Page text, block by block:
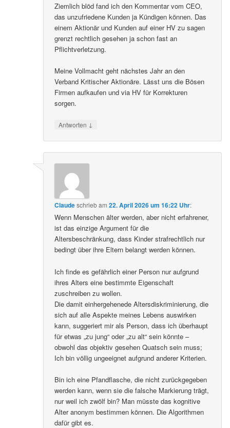
Ziemlich blöd fand ich den Kommentar vom CEO,
das unzufriedene Kunden ja Kündigen können. Das
einem Aktionär und Kunden auf einer HV zu sagen
grenzt rechtlich gesehen ja schon fast an
Pflichtverletzung.
Meine Vollmacht geht nächstes Jahr an den
Verband Kritischer Aktionäre. Lässt uns die Bösen
Firmen aufkaufen und via HV für Korrekturen
sorgen.
Antworten ↓
Claudeschriebam22. April 2026 um 16:22 Uhr:
Wenn Menschen älter werden, aber nicht erfahrener,
ist das einzige Argument für die
Altersbeschränkung, dass Kinder strafrechtlich nur
bedingt über ihre Eltern belangt werden können.
Ich finde es gefährlich einer Person nur aufgrund
ihres Alters eine bestimmte Eigenschaft
zuschreiben zu wollen.
Die damit einhergehenede Altersdiskriminierung, die
sich auf alle Aspekte meines Lebens auswirken
kann, suggeriert mir als Person, dass ich überhaupt
für etwas „zu jung“ oder „zu alt“ sein könnte –
obwohl das objektiv gesehen Quatsch sein muss;
Ich bin völlig ungeeignet aufgrund anderer Kriterien.
Bin ich eine Pfandflasche, die nicht zurückgegeben
werden kann, wenn sie die falsche Markierung trägt,
nur weil ich zwölf bin? Man müsste das kognitive
Alter anonym bestimmen können. Die Algorithmen
dafür gibt es.